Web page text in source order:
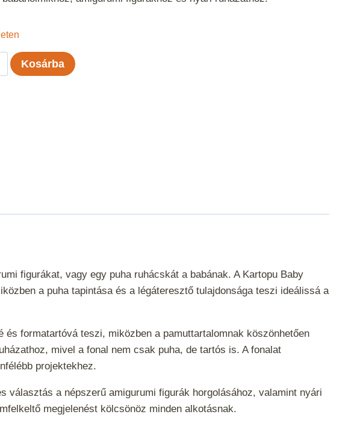
Kosárba
figurákat, vagy egy puha ruhácskát a babának. A Kartopu Baby
a puha tapintása és a légáteresztő tulajdonsága teszi ideálissá a
formatartóvá teszi, miközben a pamuttartalomnak köszönhetően
mivel a fonal nem csak puha, de tartós is. A fonalat
projektekhez.
a népszerű amigurumi figurák horgolásához, valamint nyári
megjelenést kölcsönöz minden alkotásnak.